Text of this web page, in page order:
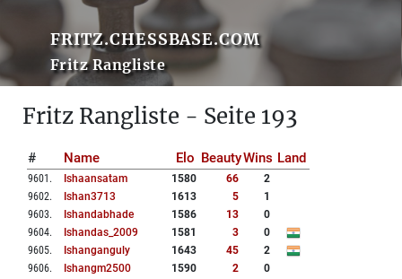
FRITZ.CHESSBASE.COM
Fritz Rangliste
Fritz Rangliste - Seite 193
# Name Elo BeautyWins Land
9601 . Ishaansatam 1580 66
2
9602. Ishan3713 1613 5
1
9603. Ishandabhade 1586 13
0
9604. Ishandas_2009 1581 3
0
9605. Ishanganguly 1643 45
2
9606. Ishangm2500 1590 2
0